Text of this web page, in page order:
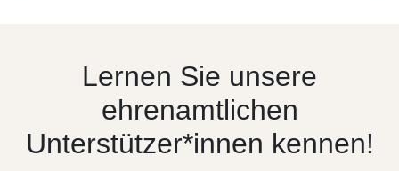
Lernen Sie unsere
ehrenamtlichen
Unterstützer*innen kennen!